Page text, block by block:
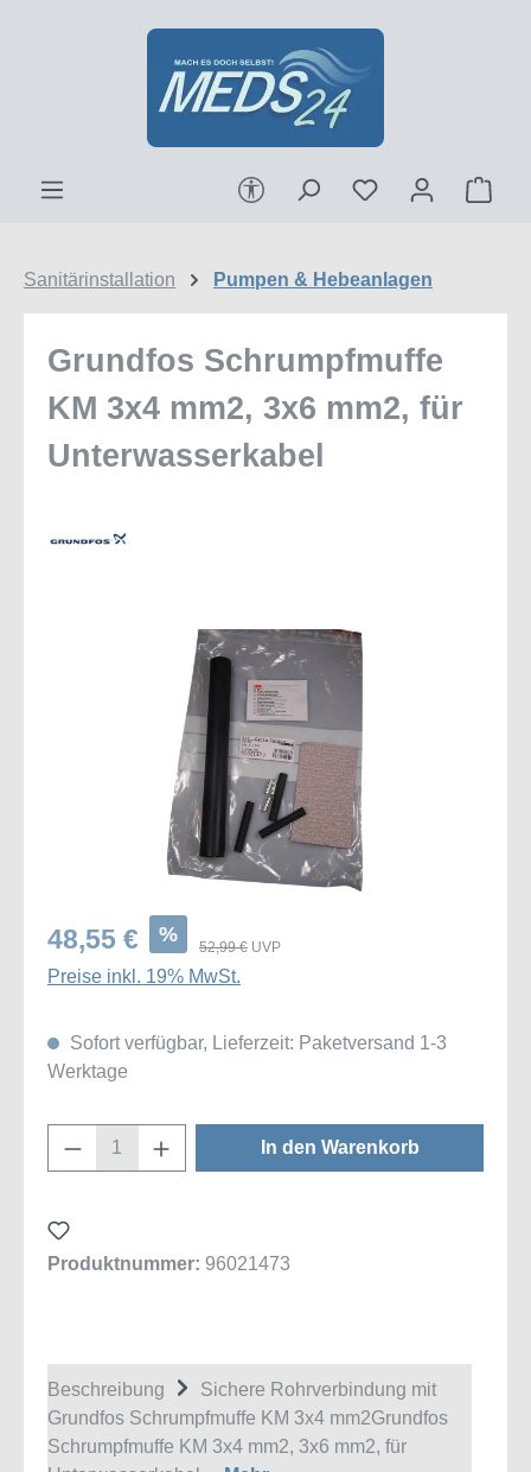
Zum Hauptinhalt springen
Werkzeugleiste anzeigen
Sanitärinstallation Pumpen & Hebeanlagen
Grundfos Schrumpfmuffe
KM 3x4 mm2, 3x6 mm2, für
Unterwasserkabel
Bildergalerie überspringen
48,55 € %
52,99 € UVP
Preise inkl. 19% MwSt.
Sofort verfügbar, Lieferzeit: Paketversand 1-3
Werktage
Produkt Anzahl: Gib den gewünschten
In den Warenkorb
Produktnummer: 96021473
Beschreibung
Sichere Rohrverbindung mit
Grundfos Schrumpfmuffe KM 3x4 mm2Grundfos
Schrumpfmuffe KM 3x4 mm2, 3x6 mm2, für